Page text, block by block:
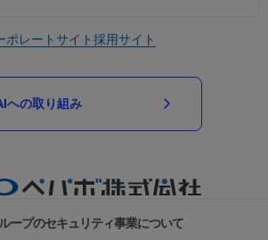
ポレートサイト採用サイト
への取り組み
ープのセキュリティ事業について